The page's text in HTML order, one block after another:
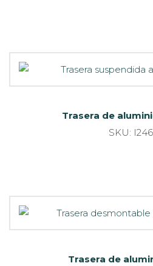
Trasera de
SKU:
Trasera de